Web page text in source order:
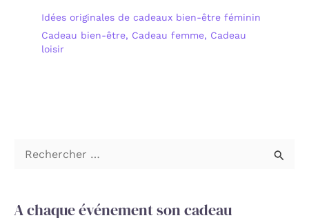
Idées originales de cadeaux bien-être féminin
Cadeau bien-être, Cadeau femme, Cadeau
loisir
c
A chaque événement son cadeau